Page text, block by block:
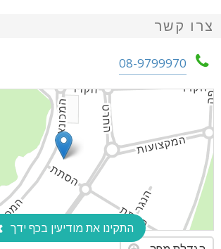
צרו קשר
08-9799970
התקינו את מודיעין בכף ידך